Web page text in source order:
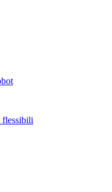
flessibili